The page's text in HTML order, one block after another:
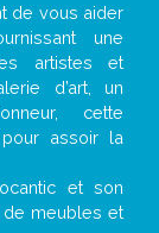
de vous aider
une
artistes et
d’art, un
cette
assoir la
et son
de meubles et